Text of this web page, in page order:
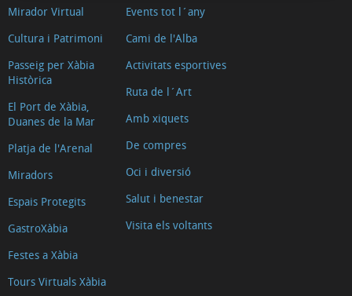
Mirador Virtual
Cultura i Patrimoni
Passeig per Xàbia
Històrica
El Port de Xàbia,
Duanes de la Mar
Platja de l'Arenal
Miradors
Espais Protegits
GastroXàbia
Festes a Xàbia
Tours Virtuals Xàbia
Events tot l´any
Cami de l'Alba
Activitats esportives
Ruta de l´Art
Amb xiquets
De compres
Oci i diversió
Salut i benestar
Visita els voltants